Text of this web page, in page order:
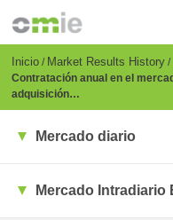
principal
Breadcrumb
Inicio Market Results History
Contratación anual en el
adquisición…
Mercado diario
Mercado Intradiario